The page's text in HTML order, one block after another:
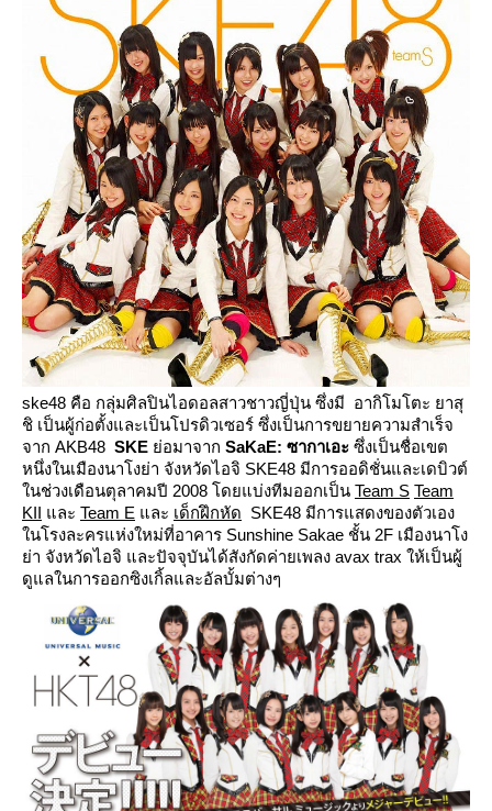
ske48 คือ กลุ่มศิลปินไอดอลสาวชาวญี่ปุ่น ซึ่งมี อากิโมโตะ ยาสุ
ชิ เป็นผู้ก่อตั้งและเป็นโปรดิวเซอร์ ซึ่งเป็นการขยายความสำเร็จ
จาก AKB48 SKE ่อมาจาก SaKaE: ซากาเอะ ซึ่งเป็นชื่อเขต
หนึ่งในเมืองนาโงย่า จังหวัดไอจิ SKE48 มีการออดิชั่นและเดบิวต์
นช่วงเดือนตุลาคมปี 2008 ดยแบ่งทีมออกเป็น Team S Team
KII ละ Team E ละ เด็กฝึกหัด SKE48 มีการแสดงของตัวเอง
นโรงละครแห่งใหม่ที่อาคาร Sunshine Sakae ชั้น 2F เมืองนาโง
่า จังหวัดไอจิ และปัจจุบันได้สังกัดค่ายเพลง avax trax ห้เป็นผู้
ดูแลในการออกซิงเกิ้ลและอัลบั้มต่างๆ